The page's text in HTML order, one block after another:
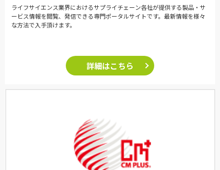
ライフサイエンス業界におけるサプライチェーン各社が提供する製品・サ
ービス情報を閲覧、発信できる専門ポータルサイトです。最新情報を様々
な方法で入手頂けます。
詳細はこちら